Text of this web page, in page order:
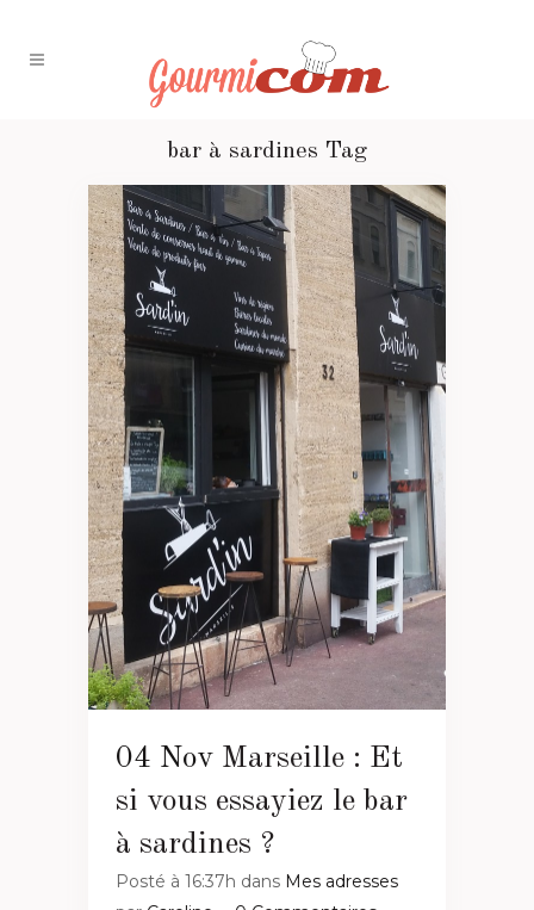
bar à sardines Tag
04 Nov Marseille : Et
si vous essayiez le bar
à sardines ?
Posté à 16:37h dans Mes adresses